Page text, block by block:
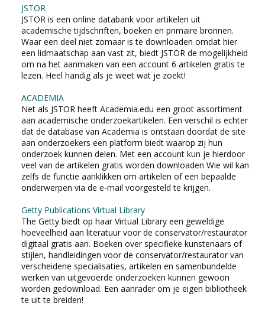
EDUCATIE
NIEUWS
CONTACT
Selecteer de taal
JSTOR
JSTOR is een online databank voor artikelen uit
academische tijdschriften, boeken en primaire bronnen.
Waar een deel niet zomaar is te downloaden omdat hier
een lidmaatschap aan vast zit, biedt JSTOR de mogelijkheid
om na het aanmaken van een account 6 artikelen gratis te
lezen. Heel handig als je weet wat je zoekt!
ACADEMIA
Net als JSTOR heeft Academia.edu een groot assortiment
aan academische onderzoekartikelen. Een verschil is echter
dat de database van Academia is ontstaan doordat de site
aan onderzoekers een platform biedt waarop zij hun
onderzoek kunnen delen. Met een account kun je hierdoor
veel van de artikelen gratis worden downloaden Wie wil kan
zelfs de functie aanklikken om artikelen of een bepaalde
onderwerpen via de e-mail voorgesteld te krijgen.
Getty Publications Virtual Library
The Getty biedt op haar Virtual Library een geweldige
hoeveelheid aan literatuur voor de conservator/restaurator
digitaal gratis aan. Boeken over specifieke kunstenaars of
stijlen, handleidingen voor de conservator/restaurator van
verscheidene specialisaties, artikelen en samenbundelde
werken van uitgevoerde onderzoeken kunnen gewoon
worden gedownload. Een aanrader om je eigen bibliotheek
te uit te breiden!